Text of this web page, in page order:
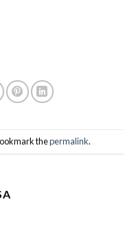
thepermalink.